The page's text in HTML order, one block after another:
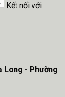
Kết nối với
Long - Phường